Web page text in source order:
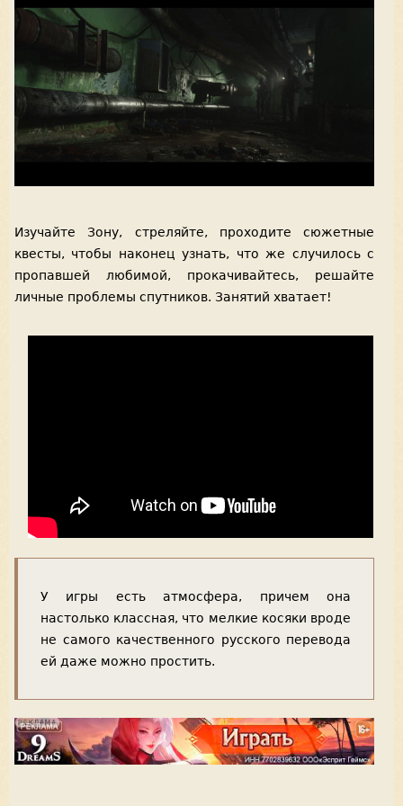
Изучайте Зону, стреляйте, проходите сюжетные
квесты, чтобы наконец узнать, что же случилось с
пропавшей любимой, прокачивайтесь, решайте
личные проблемы спутников. Занятий хватает!
У игры есть атмосфера, причем она
настолько классная, что мелкие косяки вроде
не самого качественного русского перевода
ей даже можно простить.